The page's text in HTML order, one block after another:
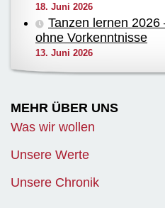
18. Juni 2026
Tanzen lernen
ohne Vorkenntnisse
13. Juni 2026
MEHR ÜBER UNS
Was wir wollen
Unsere Werte
Unsere Chronik